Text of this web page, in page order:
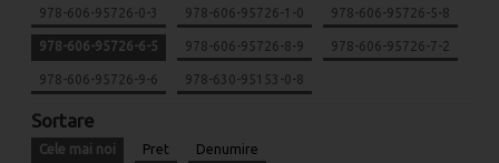
978-606-95726-0-3 978-606-95726-1-0 978-606-95726-5-8
978-606-95726-6-5 978-606-95726-8-9 978-606-95726-7-2
978-606-95726-9-6 978-630-95153-0-8
Sortare
Cele mai noi Pret Denumire